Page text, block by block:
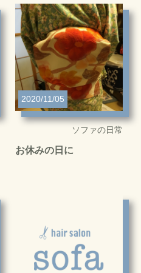
2020/11/05
ソファの日常
お休みの日に